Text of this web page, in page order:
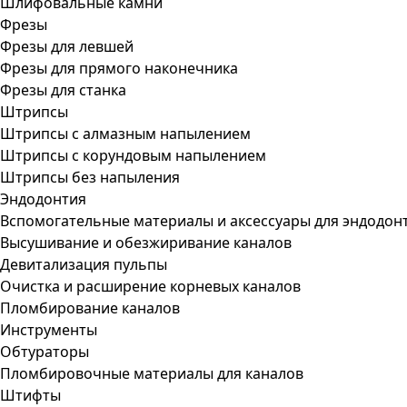
Фрезы
Фрезы для левшей
Фрезы для прямого наконечника
Фрезы для станка
Штрипсы
Штрипсы c алмазным напылением
Штрипсы c корундовым напылением
Штрипсы без напыления
Эндодонтия
Вспомогательные материалы и аксессуары для
Высушивание и обезжиривание каналов
Девитализация пульпы
Очистка и расширение корневых каналов
Пломбирование каналов
Инструменты
Обтураторы
Пломбировочные материалы для каналов
Штифты